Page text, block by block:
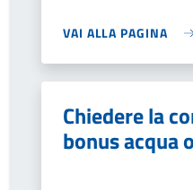
VAI ALLA PAGINA
Chiedere la
bonus acqua